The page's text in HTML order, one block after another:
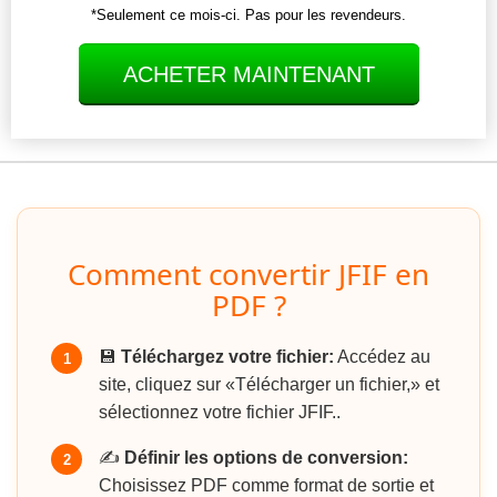
*Seulement ce mois-ci. Pas pour les revendeurs.
ACHETER MAINTENANT
Comment convertir JFIF en
PDF ?
1 💾 Téléchargez votre fichier: Accédez au
site, cliquez sur «Télécharger un fichier,» et
sélectionnez votre fichier JFIF..
2 ✍️ Définir les options de conversion:
Choisissez PDF comme format de sortie et